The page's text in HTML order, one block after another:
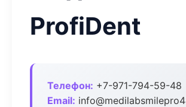
ProfiDent
Телефон: +7-971-794-59-48
Email: